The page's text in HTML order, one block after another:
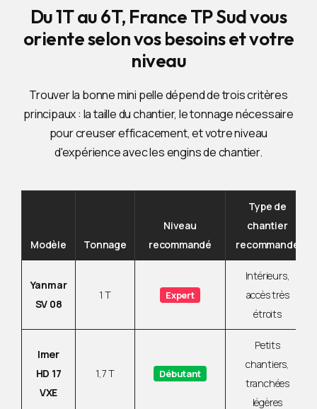
Du 1T au 6T, France TP Sud vous
oriente selon vos besoins et votre
niveau
Trouver la bonne mini pelle dépend de trois critères
principaux : la taille du chantier, le tonnage nécessaire
pour creuser efficacement, et votre niveau
d'expérience avec les engins de chantier.
Modèle Tonnage
Niveau
recommandé
Type de
chantier
recommandé
Yanmar
SV 08
1 T Expert
Intérieurs,
accès très
étroits
Imer
HD 17
VXE
1,7 T Débutant
Petits
chantiers,
tranchées
légères